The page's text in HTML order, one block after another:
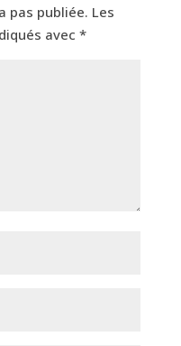
pas publiée. Les
avec *